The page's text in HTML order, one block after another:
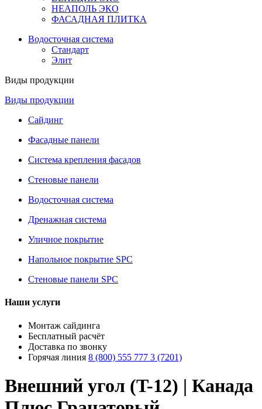
НЕАПОЛЬ ЭКО
ФАСАДНАЯ ПЛИТКА
Водосточная система
Стандарт
Элит
Виды продукции
Виды продукции
Сайдинг
Фасадные панели
Система крепления фасадов
Стеновые панели
Водосточная система
Дренажная система
Уличное покрытие
Напольное покрытие SPC
Стеновые панели SPC
Наши услуги
Монтаж сайдинга
Бесплатный расчёт
Доставка по звонку
Горячая линия 8 (800) 555 777 3 (7201)
Внешний угол (T-12) | Канада